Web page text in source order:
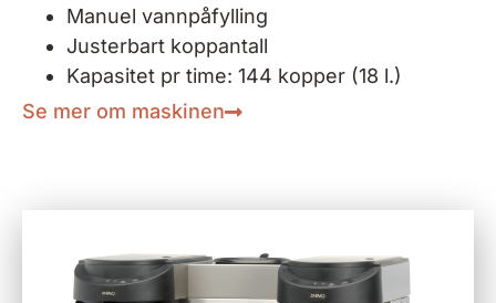
Manuel vannpåfylling
Justerbart koppantall
Kapasitet pr time: 144 kopper (18 l.)
Se mer om maskinen